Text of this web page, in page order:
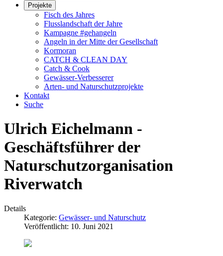
Projekte
Fisch des Jahres
Flusslandschaft der Jahre
Kampagne #gehangeln
Angeln in der Mitte der Gesellschaft
Kormoran
CATCH & CLEAN DAY
Catch & Cook
Gewässer-Verbesserer
Arten- und Naturschutzprojekte
Kontakt
Suche
Ulrich Eichelmann -
Geschäftsführer der
Naturschutzorganisation
Riverwatch
Details
Kategorie: Gewässer- und Naturschutz
Veröffentlicht: 10. Juni 2021